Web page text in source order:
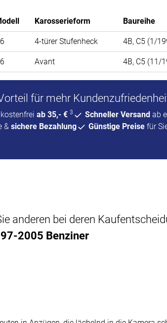
Karosserieform Baureihe
4-türer Stufenheck 4B, C5 (1/
Avant 4B, C5 (11/
für mehr
ab 35,- € 3 Schneller Versand ab
& sichere Bezahlung Günstige Preise für
anderen bei deren
2005 Benziner